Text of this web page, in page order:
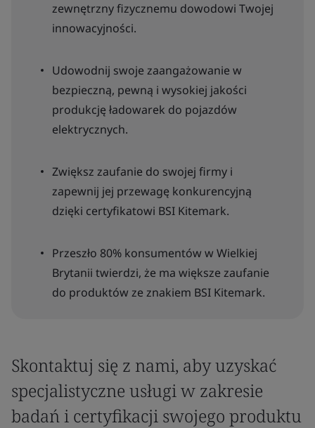
zewnętrzny fizycznemu dowodowi Twojej
innowacyjności.
Udowodnij swoje zaangażowanie w
bezpieczną, pewną i wysokiej jakości
produkcję ładowarek do pojazdów
elektrycznych.
Zwiększ zaufanie do swojej firmy i
zapewnij jej przewagę konkurencyjną
dzięki certyfikatowi BSI Kitemark.
Przeszło 80% konsumentów w Wielkiej
Brytanii twierdzi, że ma większe zaufanie
do produktów ze znakiem BSI Kitemark.
Skontaktuj się z nami, aby uzyskać
specjalistyczne usługi w zakresie
badań i certyfikacji swojego produktu